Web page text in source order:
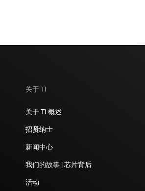
关于 TI
关于 TI 概述
招贤纳士
新闻中心
我们的故事 | 芯片背后
活动